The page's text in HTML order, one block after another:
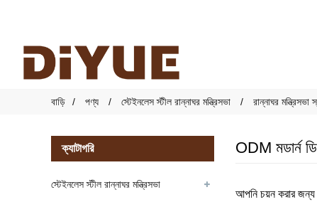
বাড়ি পণ্য স্টেইনলেস স্টীল রান্নাঘর মন্ত্রিসভা রান্নাঘর
ক্যাটাগরি
স্টেইনলেস স্টীল রান্নাঘর মন্ত্রিসভা
ODM মডার্ন
আপনি চয়ন করার জন্য